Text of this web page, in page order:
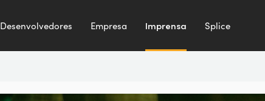
Desenvolvedores Empresa Imprensa Splice